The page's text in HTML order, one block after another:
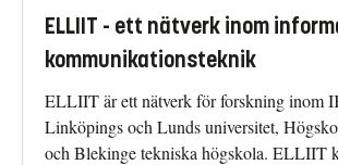
ELLIIT - ett nätverk inom
kommunikationsteknik
ELLIIT är ett nätverk för forskning inom
Linköpings och Lunds universitet,
och Blekinge tekniska högskola. ELLIIT